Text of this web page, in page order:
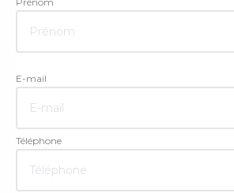
E-mail
Téléphone